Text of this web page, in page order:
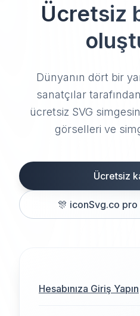
Ücretsiz
Dünyanın dört bir
sanatçılar
ücretsiz SVG
görselleri ve
Ücretsiz
🎊 iconSvg.co pro
Hesabınıza Giriş Yapın